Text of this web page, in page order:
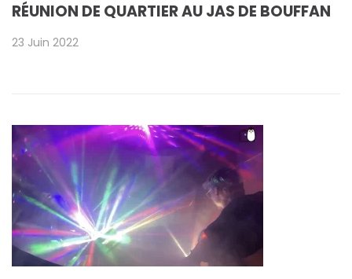
RÉUNION DE QUARTIER AU JAS DE BOUFFAN
23 Juin 2022